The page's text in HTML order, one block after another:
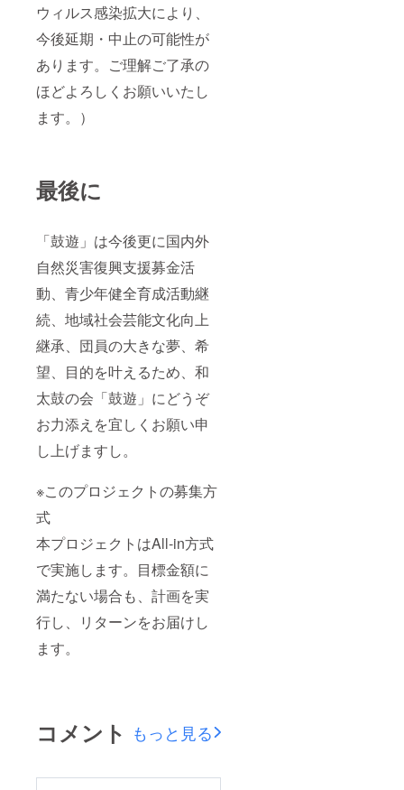
ウィルス感染拡大により、
今後延期・中止の可能性が
あります。ご理解ご了承の
ほどよろしくお願いいたし
ます。）
最後に
「鼓遊」は今後更に国内外
自然災害復興支援募金活
動、青少年健全育成活動継
続、地域社会芸能文化向上
継承、団員の大きな夢、希
望、目的を叶えるため、和
太鼓の会「鼓遊」にどうぞ
お力添えを宜しくお願い申
し上げますし。
※このプロジェクトの募集方
式
本プロジェクトはAll-in方式
で実施します。目標金額に
満たない場合も、計画を実
行し、リターンをお届けし
ます。
コメント もっと見る